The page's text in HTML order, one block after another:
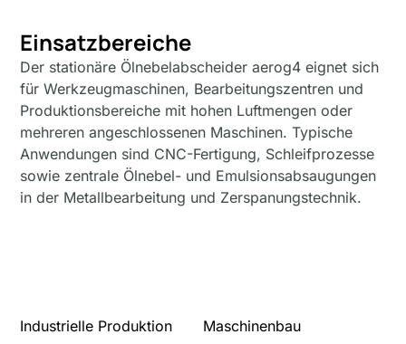
Einsatzbereiche
Der stationäre Ölnebelabscheider aerog4 eignet sich
für Werkzeugmaschinen, Bearbeitungszentren und
Produktionsbereiche mit hohen Luftmengen oder
mehreren angeschlossenen Maschinen. Typische
Anwendungen sind CNC-Fertigung, Schleifprozesse
sowie zentrale Ölnebel- und Emulsionsabsaugungen
in der Metallbearbeitung und Zerspanungstechnik.
Industrielle Produktion Maschinenbau